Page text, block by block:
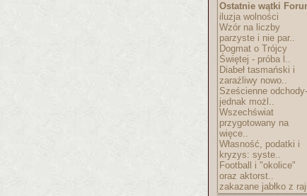
Ostatnie wątki
iluzja wolności
Wzór na liczby
parzyste i nie par..
Dogmat o Trójcy
Świętej - próba l..
Diabeł tasmański i
zaraźliwy nowo..
Sześcienne
jednak możl..
Wszechświat
przygotowany na
więce..
Własność, podatki i
kryzys: syste..
Football i "okolice"
oraz aktorst..
zakazane jabłko z